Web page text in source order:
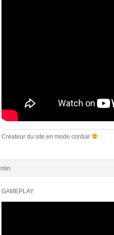
Créateur du site en mode cordial
GAMEPLAY